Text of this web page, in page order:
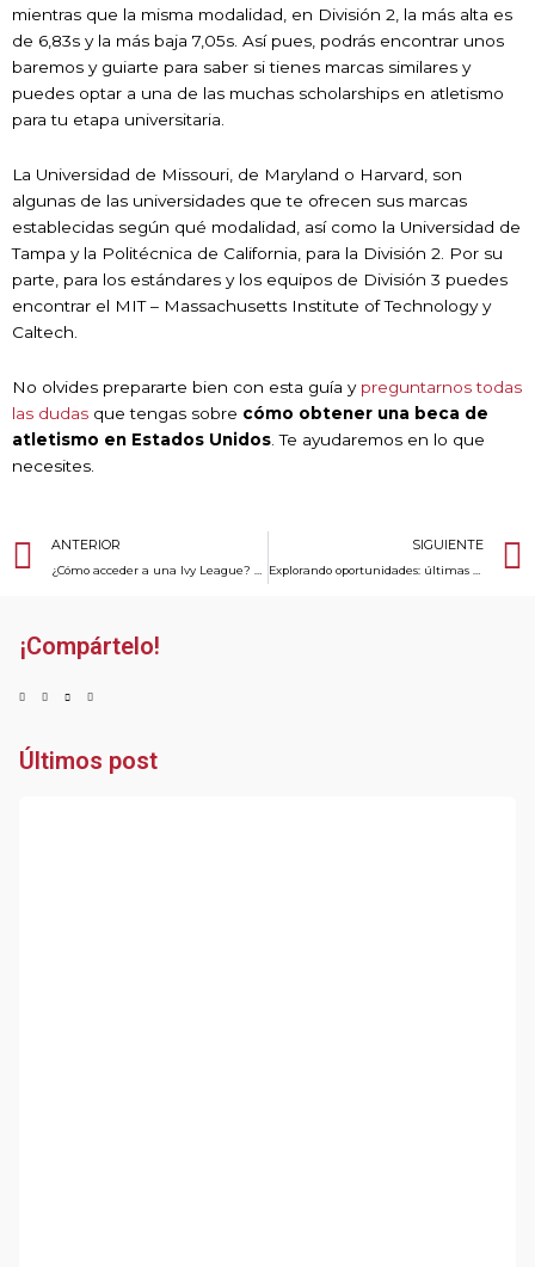
mientras que la misma modalidad, en División 2, la más alta es
de 6,83s y la más baja 7,05s. Así pues, podrás encontrar unos
baremos y guiarte para saber si tienes marcas similares y
puedes optar a una de las muchas scholarships en atletismo
para tu etapa universitaria.
La Universidad de Missouri, de Maryland o Harvard, son
algunas de las universidades que te ofrecen sus marcas
establecidas según qué modalidad, así como la Universidad de
Tampa y la Politécnica de California, para la División 2. Por su
parte, para los estándares y los equipos de División 3 puedes
encontrar el MIT – Massachusetts Institute of Technology y
Caltech.
No olvides prepararte bien con esta guía y preguntarnos todas
las dudas que tengas sobre cómo obtener una beca de
atletismo en Estados Unidos . Te ayudaremos en lo que
necesites.
Ant
ANTERIOR SIGUIENTE
¡Compártelo!
Últimos post